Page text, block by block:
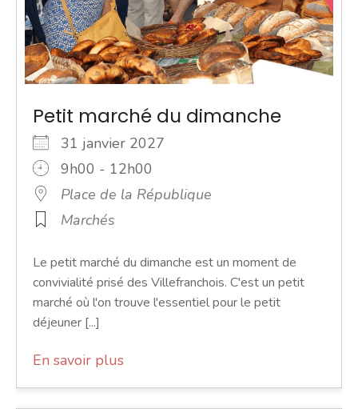
Petit marché du dimanche
31 janvier 2027
9h00 - 12h00
Place de la République
Marchés
Le petit marché du dimanche est un moment de
convivialité prisé des Villefranchois. C'est un petit
marché où l'on trouve l'essentiel pour le petit
déjeuner [...]
En savoir plus